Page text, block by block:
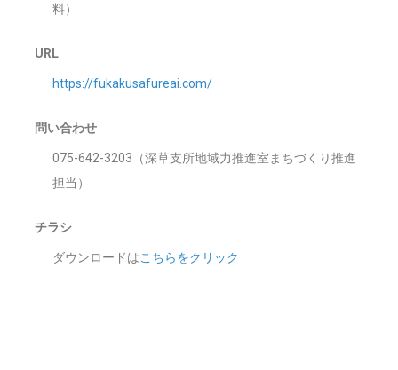
料）
URL
https://fukakusafureai.com/
問い合わせ
075-642-3203（深草支所地域力推進室まちづくり推進
担当）
チラシ
ダウンロードはこちらをクリック